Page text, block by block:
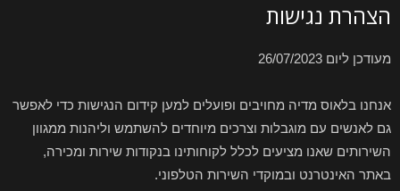
הצהרת נגישות
מעודכן ליום 26/07/2023
אנחנו בלאוס מדיה מחויבים ופועלים למען קידום הנגישות כדי לאפשר
גם לאנשים עם מוגבלות וצרכים מיוחדים להשתמש וליהנות ממגוון
השירותים שאנו מציעים לכלל לקוחותינו בנקודות שירות ומכירה,
באתר האינטרנט ובמוקדי השירות הטלפוני.